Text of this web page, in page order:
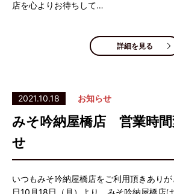
店を心よりお待ちして…
詳細を見る
2021.10.18 お知らせ
みそ吟納屋橋店 営業時間
せ
いつもみそ吟納屋橋店をご利用頂きあり
日10月18日（月）より、みそ吟納屋橋店